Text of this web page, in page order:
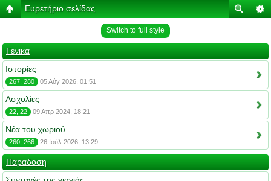
Ευρετήριο σελίδας
Switch to full style
Γενικα
Ιστορίες
267, 280 05 Αύγ 2026, 01:51
Ασχολίες
22, 22 09 Απρ 2024, 18:21
Νέα του χωριού
260, 266 26 Ιούλ 2026, 13:29
Παραδοση